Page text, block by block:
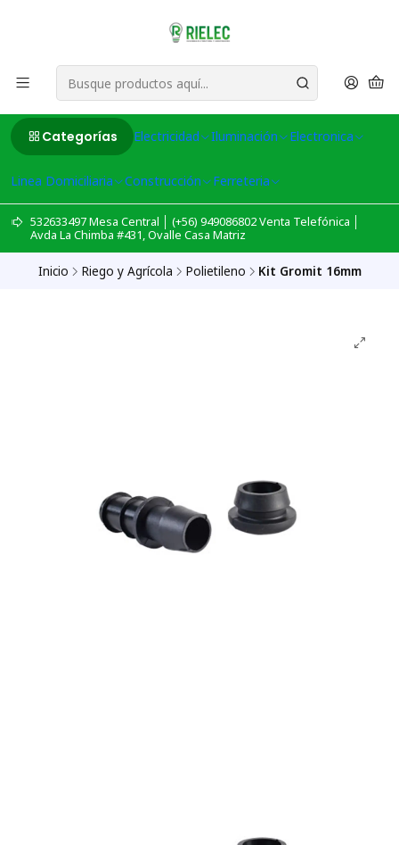
Categorías Electricidad Iluminación Electronica
Linea Domiciliaria Construcción Ferreteria
532633497 Mesa Central │ (+56) 949086802 Venta Telefónica │
Avda La Chimba #431, Ovalle Casa Matriz
Inicio Riego y Agrícola Polietileno Kit Gromit 16mm